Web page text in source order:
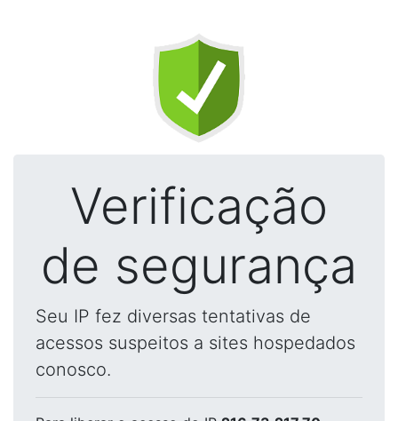
Verificação
de segurança
Seu IP fez diversas tentativas de
acessos suspeitos a sites hospedados
conosco.